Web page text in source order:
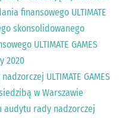
finansowego ULTIMATE
skonsolidowanego
ULTIMATE GAMES
2020
ULTIMATE GAMES
siedzibą w Warszawie
audytu rady nadzorczej